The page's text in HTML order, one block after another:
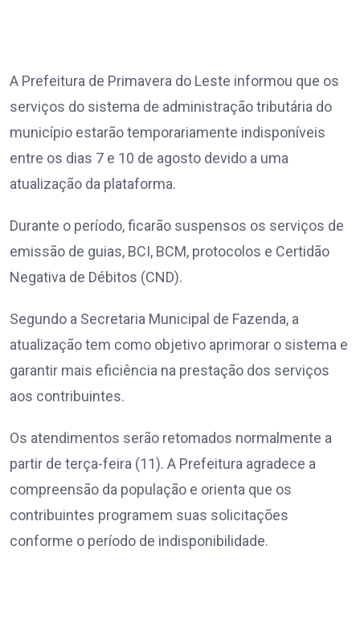
A Prefeitura de Primavera do Leste informou que os
serviços do sistema de administração tributária do
município estarão temporariamente indisponíveis
entre os dias 7 e 10 de agosto devido a uma
atualização da plataforma.
Durante o período, ficarão suspensos os serviços de
emissão de guias, BCI, BCM, protocolos e Certidão
Negativa de Débitos (CND).
Segundo a Secretaria Municipal de Fazenda, a
atualização tem como objetivo aprimorar o sistema e
garantir mais eficiência na prestação dos serviços
aos contribuintes.
Os atendimentos serão retomados normalmente a
partir de terça-feira (11). A Prefeitura agradece a
compreensão da população e orienta que os
contribuintes programem suas solicitações
conforme o período de indisponibilidade.